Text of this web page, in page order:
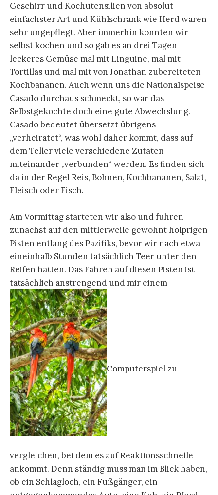
Geschirr und Kochutensilien von absolut
einfachster Art und Kühlschrank wie Herd waren
sehr ungepflegt. Aber immerhin konnten wir
selbst kochen und so gab es an drei Tagen
leckeres Gemüse mal mit Linguine, mal mit
Tortillas und mal mit von Jonathan zubereiteten
Kochbananen. Auch wenn uns die Nationalspeise
Casado durchaus schmeckt, so war das
Selbstgekochte doch eine gute Abwechslung.
Casado bedeutet übersetzt übrigens
„verheiratet“, was wohl daher kommt, dass auf
dem Teller viele verschiedene Zutaten
miteinander „verbunden“ werden. Es finden sich
da in der Regel Reis, Bohnen, Kochbananen, Salat,
Fleisch oder Fisch.
Am Vormittag starteten wir also und fuhren
zunächst auf den mittlerweile gewohnt holprigen
Pisten entlang des Pazifiks, bevor wir nach etwa
eineinhalb Stunden tatsächlich Teer unter den
Reifen hatten. Das Fahren auf diesen Pisten ist
tatsächlich anstrengend und mir einem
Computerspiel zu
vergleichen, bei dem es auf Reaktionsschnelle
ankommt. Denn ständig muss man im Blick haben,
ob ein Schlagloch, ein Fußgänger, ein